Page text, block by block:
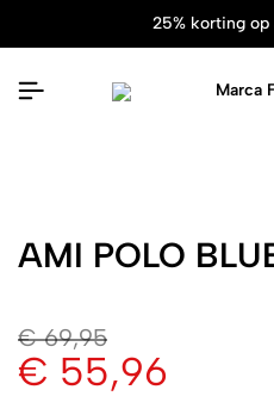
25% korting
AMI POLO
€69,95
€ 55,96